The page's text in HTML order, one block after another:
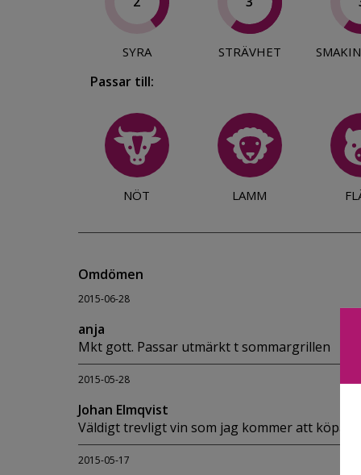
SYRA STRÄVHET
Passar till:
NÖT LAMM
Omdömen
2015-06-28
anja
Mkt gott. Passar utmärkt t sommargrillen
2015-05-28
Johan Elmqvist
Väldigt trevligt vin som jag kommer att köpa
2015-05-17